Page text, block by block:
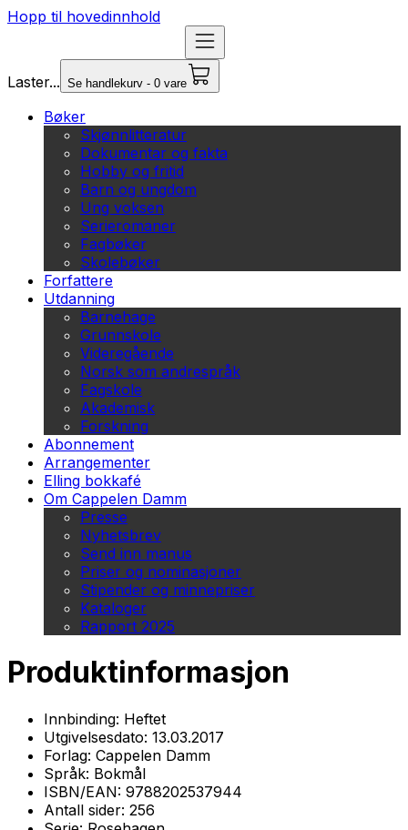
Hopp til hovedinnhold
Laster... Se handlekurv - 0 vare
Bøker
Skjønnlitteratur
Dokumentar og fakta
Hobby og fritid
Barn og ungdom
Ung voksen
Serieromaner
Fagbøker
Skolebøker
Forfattere
Utdanning
Barnehage
Grunnskole
Videregående
Norsk som andrespråk
Fagskole
Akademisk
Forskning
Abonnement
Arrangementer
Elling bokkafé
Om Cappelen Damm
Presse
Nyhetsbrev
Send inn manus
Priser og nominasjoner
Stipender og minnepriser
Kataloger
Rapport 2025
Produktinformasjon
Innbinding: Heftet
Utgivelsesdato: 13.03.2017
Forlag: Cappelen Damm
Språk: Bokmål
ISBN/EAN: 9788202537944
Antall sider: 256